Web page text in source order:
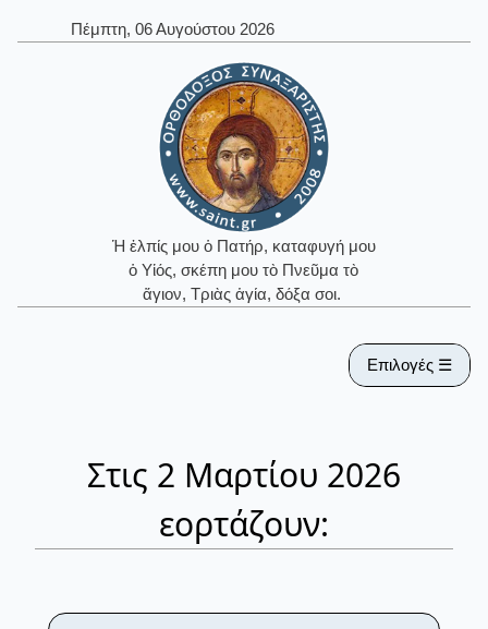
Πέμπτη, 06 Αυγούστου 2026
Ἡ ἐλπίς μου ὁ Πατήρ, καταφυγή μου
ὁ Υἱός, σκέπη μου τὸ Πνεῦμα τὸ
ἅγιον, Τριὰς ἁγία, δόξα σοι.
Επιλογές ☰
Στις 2 Μαρτίου 2026
εορτάζουν: